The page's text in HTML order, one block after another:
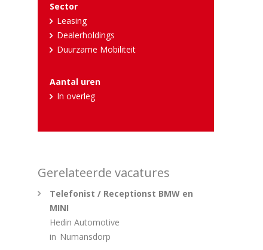
Sector
Leasing
Dealerholdings
Duurzame Mobiliteit
Aantal uren
In overleg
Gerelateerde vacatures
Telefonist / Receptionst BMW en
MINI
Hedin Automotive
in Numansdorp